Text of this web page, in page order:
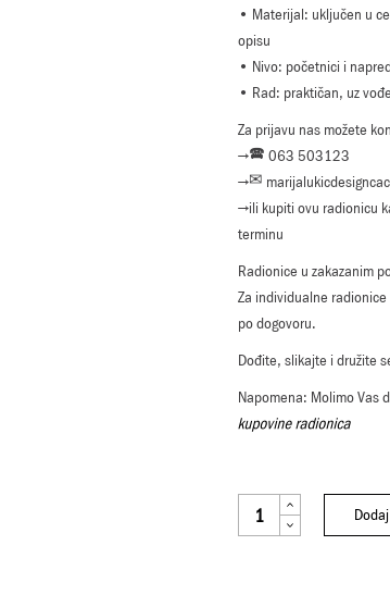
• Materijal: uključen u
opisu
• Nivo: početnici i
• Rad: praktičan, uz
Za prijavu nas možete
→🕿 063 503123
→✉
→ili kupiti ovu radionicu
terminu
Radionice u zakazanim
Za individualne
po dogovoru.
Dođite, slikajte i družite
Napomena: Molimo Vas
kupovine radionica
ANNIE SLOAN RADIONICA